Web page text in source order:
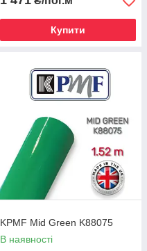
Купити
KPMF Mid Green K88075
В наявності